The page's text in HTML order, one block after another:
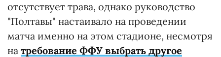
отсутствует трава, однако руководство
"Полтавы" настаивало на проведении
матча именно на этом стадионе, несмотря
на требование ФФУ выбрать другое